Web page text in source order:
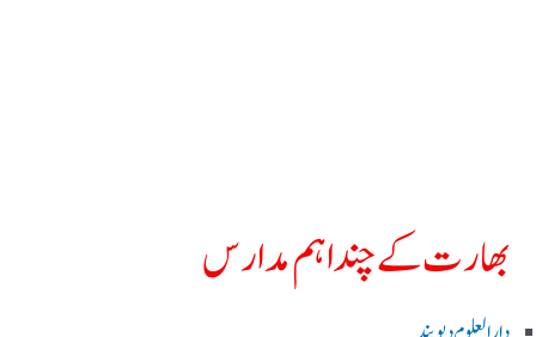
بھارت کے چند اہم مدارس